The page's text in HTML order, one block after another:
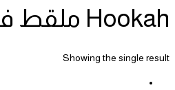
Hookah ملقط فحم
Showing the single result